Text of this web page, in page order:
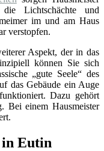
die Lichtschächte und
im und am Haus
verstopfen.
Aspekt, der in das
können Sie sich
„gute Seele“ des
das Gebäude ein Auge
Dazu gehört
Bei einem Hausmeister
in Eutin